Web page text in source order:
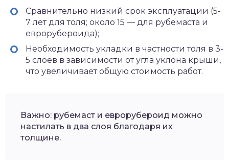
Сравнительно низкий срок эксплуатации (5-
7 лет для толя; около 15 — для рубемаста и
еврорубероида);
Необходимость укладки в частности толя в 3-
5 слоёв в зависимости от угла уклона крыши,
что увеличивает общую стоимость работ.
Важно: рубемаст и еврорубероид можно
настилать в два слоя благодаря их
толщине.